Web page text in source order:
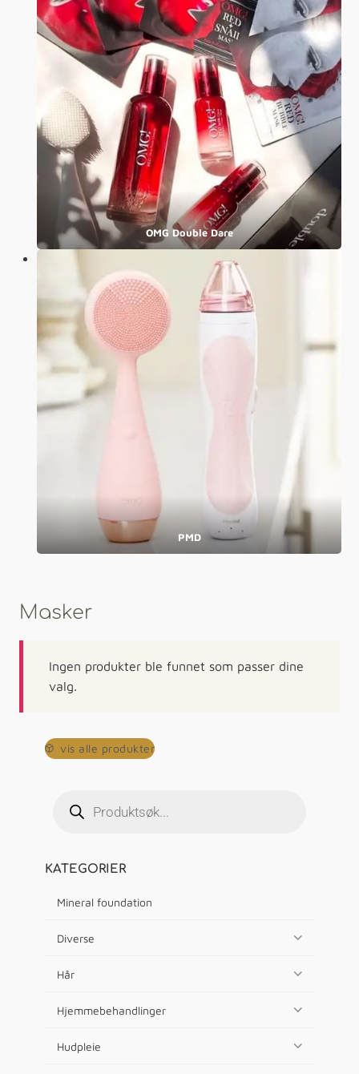
OMG Double Dare
PMD
Masker
Ingen produkter ble funnet som passer dine
valg.
vis alle produkter
KATEGORIER
Mineral foundation
Diverse
Hår
Hjemmebehandlinger
Hudpleie